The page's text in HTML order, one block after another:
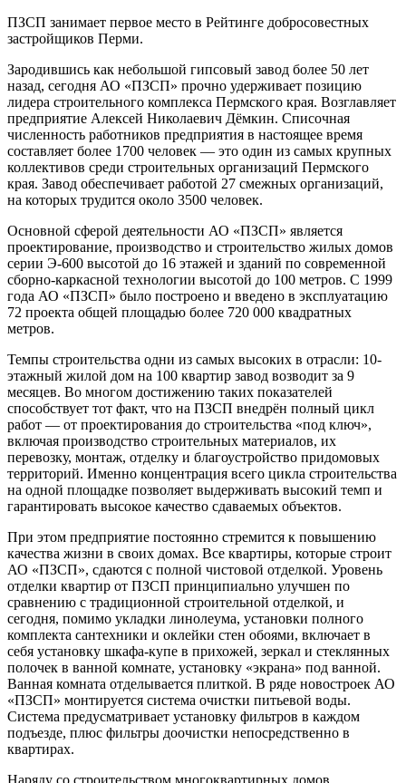
ПЗСП занимает первое место в Рейтинге добросовестных
застройщиков Перми.
Зародившись как небольшой гипсовый завод более 50 лет
назад, сегодня АО «ПЗСП» прочно удерживает позицию
лидера строительного комплекса Пермского края. Возглавляет
предприятие Алексей Николаевич Дёмкин. Списочная
численность работников предприятия в настоящее время
составляет более 1700 человек — это один из самых крупных
коллективов среди строительных организаций Пермского
края. Завод обеспечивает работой 27 смежных организаций,
на которых трудится около 3500 человек.
Основной сферой деятельности АО «ПЗСП» является
проектирование, производство и строительство жилых домов
серии Э-600 высотой до 16 этажей и зданий по современной
сборно-каркасной технологии высотой до 100 метров. С 1999
года АО «ПЗСП» было построено и введено в эксплуатацию
72 проекта общей площадью более 720 000 квадратных
метров.
Темпы строительства одни из самых высоких в отрасли: 10-
этажный жилой дом на 100 квартир завод возводит за 9
месяцев. Во многом достижению таких показателей
способствует тот факт, что на ПЗСП внедрён полный цикл
работ — от проектирования до строительства «под ключ»,
включая производство строительных материалов, их
перевозку, монтаж, отделку и благоустройство придомовых
территорий. Именно концентрация всего цикла строительства
на одной площадке позволяет выдерживать высокий темп и
гарантировать высокое качество сдаваемых объектов.
При этом предприятие постоянно стремится к повышению
качества жизни в своих домах. Все квартиры, которые строит
АО «ПЗСП», сдаются с полной чистовой отделкой. Уровень
отделки квартир от ПЗСП принципиально улучшен по
сравнению с традиционной строительной отделкой, и
сегодня, помимо укладки линолеума, установки полного
комплекта сантехники и оклейки стен обоями, включает в
себя установку шкафа-купе в прихожей, зеркал и стеклянных
полочек в ванной комнате, установку «экрана» под ванной.
Ванная комната отделывается плиткой. В ряде новостроек АО
«ПЗСП» монтируется система очистки питьевой воды.
Система предусматривает установку фильтров в каждом
подъезде, плюс фильтры доочистки непосредственно в
квартирах.
Наряду со строительством многоквартирных домов